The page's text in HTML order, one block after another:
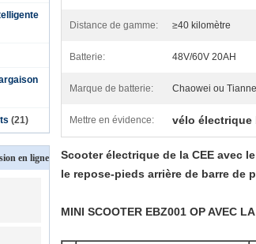
(21)
en ligne
Distance de gamme: ≥40 kilomètre
Batterie: 48V/60V 20AH
Marque de batterie: Chaowei ou
Mettre en évidence: vélo électrique
Scooter électrique de la CEE avec
le repose-pieds arrière de barre de
MINI SCOOTER EBZ001 OP AVEC